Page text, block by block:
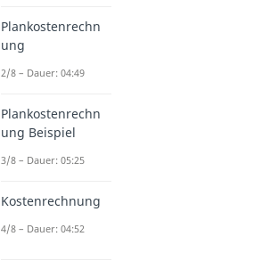
Plankostenrechn
ung
2/8 – Dauer: 04:49
Plankostenrechn
ung Beispiel
3/8 – Dauer: 05:25
Kostenrechnung
4/8 – Dauer: 04:52